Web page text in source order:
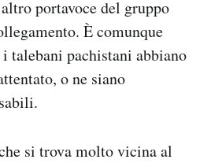
portavoce del gruppo
È comunque
talebani pachistani abbiano
o ne siano
si trova molto vicina al